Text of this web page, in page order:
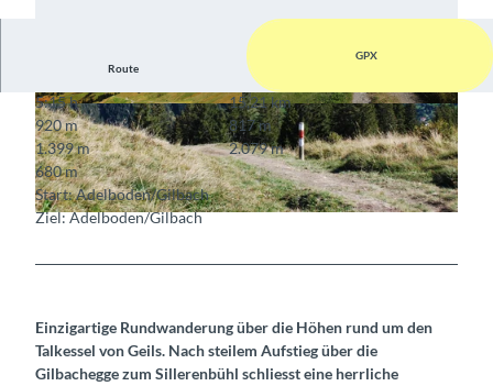
© Markus Schluep, Berner Wanderwege
© Markus Schluep, Berner Wanderwege © Markus Schluep, Berner Wanderwege
Route
GPX
5:15 h
15,21 km
920 m
817 m
1.399 m
2.079 m
680 m
Start: Adelboden/Gilbach
Ziel: Adelboden/Gilbach
Einzigartige Rundwanderung über die Höhen rund um den
Talkessel von Geils. Nach steilem Aufstieg über die
Gilbachegge zum Sillerenbühl schliesst eine herrliche